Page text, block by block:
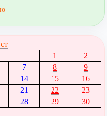
1
2
7 8
9
14 15
16
21 22
23
28 29
30